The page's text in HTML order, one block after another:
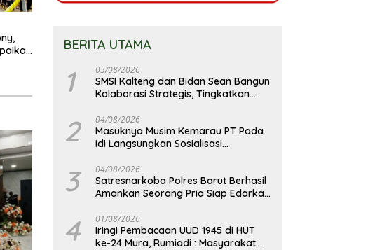
BERITA UTAMA
1 05/08/2026
SMSI Kalteng dan Bidan Sean Bangun
Kolaborasi Strategis, Tingkatkan
2 04/08/2026
Masuknya Musim Kemarau PT Pada
Idi Langsungkan Sosialisasi
3 04/08/2026
Satresnarkoba Polres Barut Berhasil
Amankan Seorang Pria Siap Edarkan
Gram
4 01/08/2026
Iringi Pembacaan UUD 1945 di HUT
ke-24 Mura, Rumiadi : Masyarakat